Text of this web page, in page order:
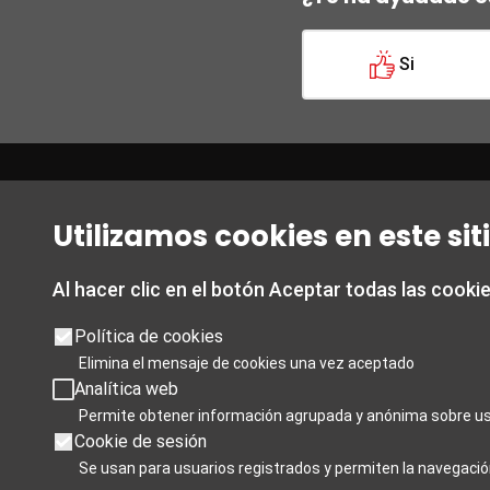
Si
Granada
Acera del Casino esquina con Almona
del Campillo.
ciudad de Granada y de la provincia.
T 958 24 71 28
Granada card T 858 880 990
turismo@granada.org
De 1 de
De lunes a
Sábados
De lunes a
Domingos
Utilizamos cookies en este
Al hacer clic en el botón Aceptar todas las
Política de cookies
Elimina el mensaje de cookies una vez aceptado
Analítica web
Permite obtener información agrupada y anónima sobre
Cookie de sesión
Se usan para usuarios registrados y permiten la